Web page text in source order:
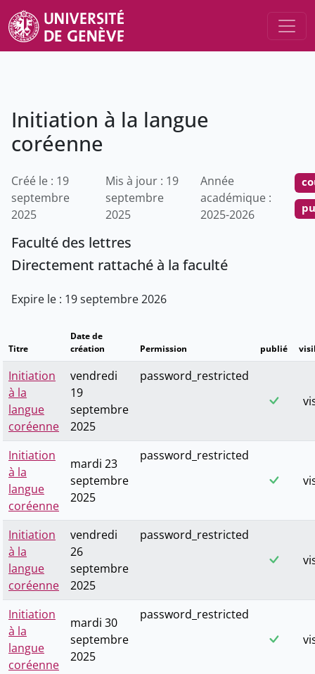
Initiation à la langue
coréenne
Créé le : 19
septembre
2025
Mis à jour : 19
septembre
2025
Année
académique :
2025-2026
Faculté des lettres
Directement rattaché à la faculté
Expire le : 19 septembre 2026
Titre
Date de
création
Permission publié
Initiation
à la
langue
coréenne
vendredi
19
septembre
2025
password_restricted
Initiation
à la
langue
coréenne
mardi 23
septembre
2025
password_restricted
Initiation
à la
langue
coréenne
vendredi
26
septembre
2025
password_restricted
Initiation
à la
langue
coréenne
mardi 30
septembre
2025
password_restricted